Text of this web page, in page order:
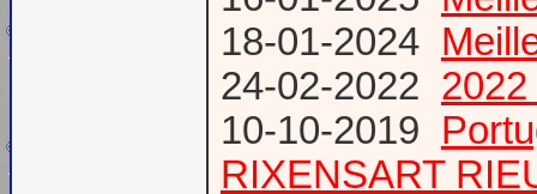
18-01-2024
24-02-2022
10-10-2019
RIXENSART